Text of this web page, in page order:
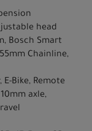
head
Bosch Smart
Chainline,
E-Bike, Remote
axle,